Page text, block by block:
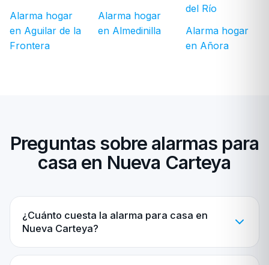
Alarma hogar
en Aguilar de la
Frontera
Alarma hogar
en Almedinilla
del Río
Alarma hogar
en Añora
Preguntas sobre alarmas para
casa en Nueva Carteya
¿Cuánto cuesta la alarma para casa en
Nueva Carteya?